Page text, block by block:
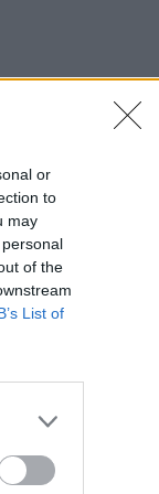
or
to
may
of the
List of